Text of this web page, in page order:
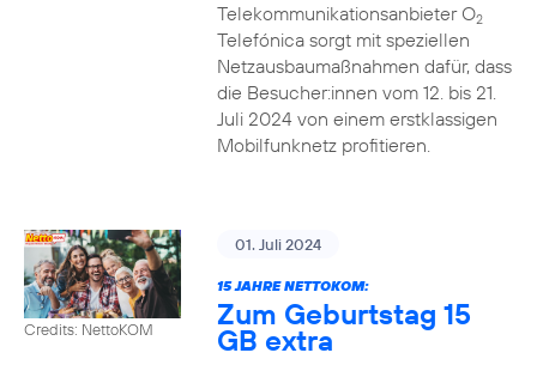
Telekommunikationsanbieter O2
Telefónica sorgt mit speziellen
Netzausbaumaßnahmen dafür, dass
die Besucher:innen vom 12. bis 21.
Juli 2024 von einem erstklassigen
Mobilfunknetz profitieren.
Credits: NettoKOM
01. Juli 2024
15 JAHRE NETTOKOM:
Zum Geburtstag 15
GB extra